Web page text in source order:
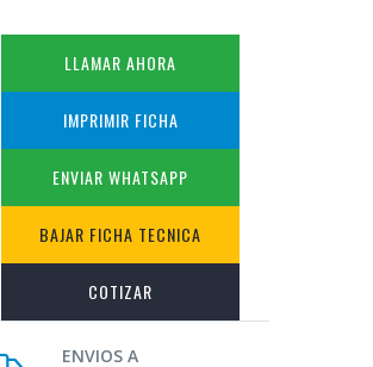
LLAMAR AHORA
IMPRIMIR FICHA
ENVIAR WHATSAPP
BAJAR FICHA TECNICA
COTIZAR
ENVIOS A